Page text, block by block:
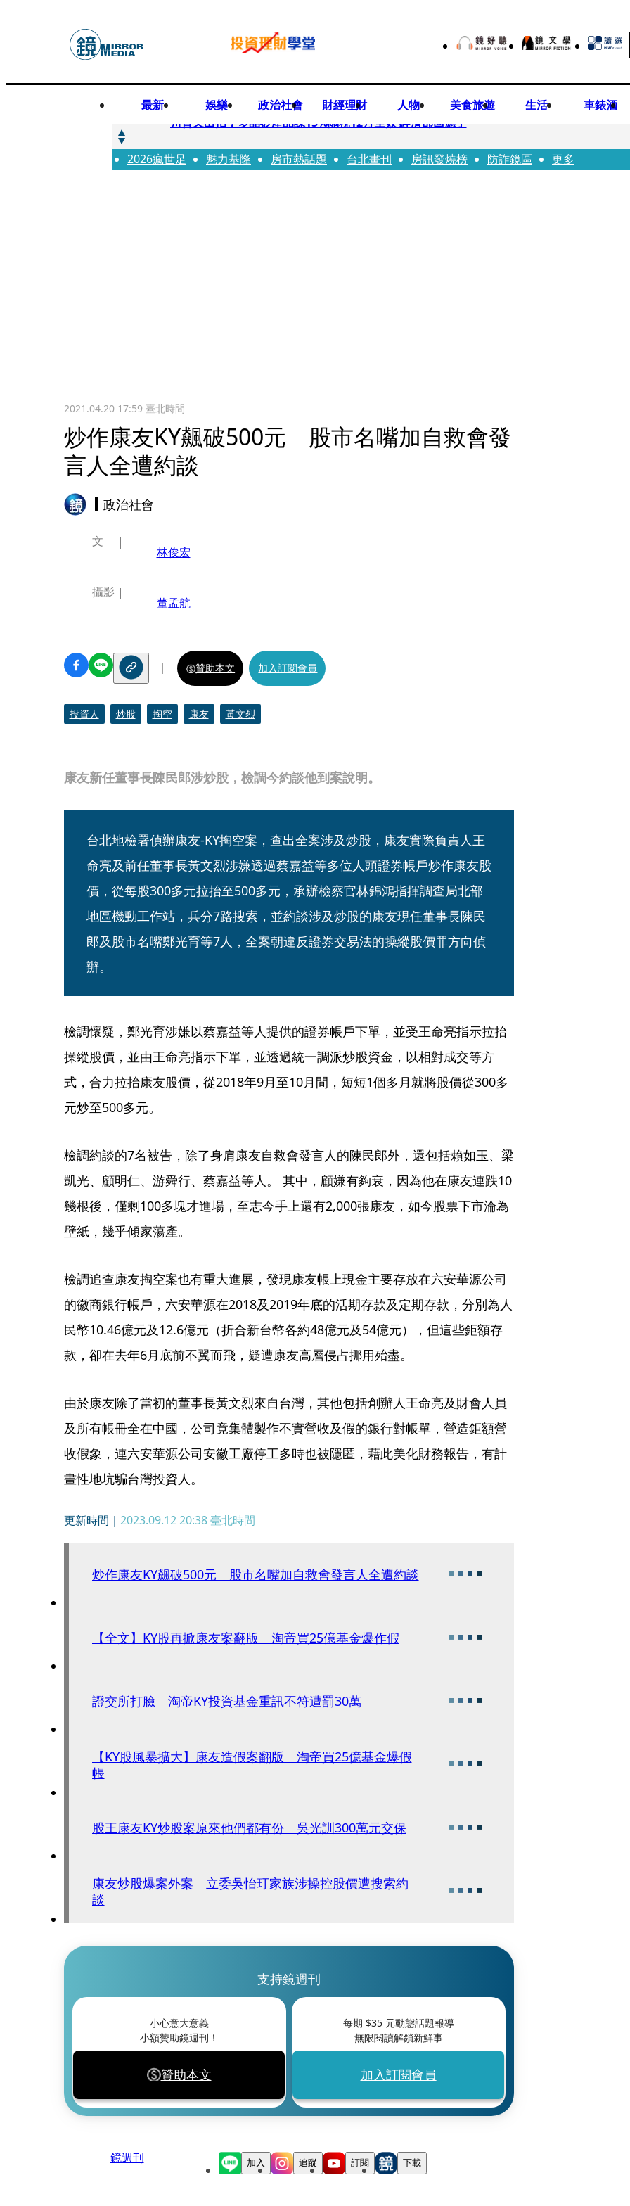
最新 娛樂 政治社會 財經理財 人物 美食旅遊 生活 車錶酒
快訊
川普又出招！多晶矽產品課15%關稅12月生效 經濟部回應了
快訊
超速肇事停工一年首度受訪 廣末涼子被次子點醒！哽咽吐露：不再偽裝完美
2026瘋世足 魅力基隆 房市熱話題 台北畫刊 房訊發燒榜 防詐鏡區 更多
2021.04.20 17:59臺北時間
炒作康友KY飆破500元 股市名嘴加自救會發
言人全遭約談
政治社會
康友新任董事長陳民郎涉炒股，檢調今約談他到案說明。
文
林俊宏
攝影
董孟航
贊助本文 加入訂閱會員
投資人 炒股 掏空 康友 黃文烈
台北地檢署偵辦康友-KY掏空案，查出全案涉及炒股，康友實際負責人王
命亮及前任董事長黃文烈涉嫌透過蔡嘉益等多位人頭證券帳戶炒作康友股
價，從每股300多元拉抬至500多元，承辦檢察官林錦鴻指揮調查局北部
地區機動工作站，兵分7路搜索，並約談涉及炒股的康友現任董事長陳民
郎及股市名嘴鄭光育等7人，全案朝違反證券交易法的操縱股價罪方向偵
辦。
檢調懷疑，鄭光育涉嫌以蔡嘉益等人提供的證券帳戶下單，並受王命亮指示拉抬
操縱股價，並由王命亮指示下單，並透過統一調派炒股資金，以相對成交等方
式，合力拉抬康友股價，從2018年9月至10月間，短短1個多月就將股價從300多
元炒至500多元。
檢調約談的7名被告，除了身肩康友自救會發言人的陳民郎外，還包括賴如玉、梁
凱光、顧明仁、游舜行、蔡嘉益等人。 其中，顧嫌有夠衰，因為他在康友連跌10
幾根後，僅剩100多塊才進場，至志今手上還有2,000張康友，如今股票下市淪為
壁紙，幾乎傾家蕩產。
檢調追查康友掏空案也有重大進展，發現康友帳上現金主要存放在六安華源公司
的徽商銀行帳戶，六安華源在2018及2019年底的活期存款及定期存款，分別為人
民幣10.46億元及12.6億元（折合新台幣各約48億元及54億元），但這些鉅額存
款，卻在去年6月底前不翼而飛，疑遭康友高層侵占挪用殆盡。
由於康友除了當初的董事長黃文烈來自台灣，其他包括創辦人王命亮及財會人員
及所有帳冊全在中國，公司竟集體製作不實營收及假的銀行對帳單，營造鉅額營
收假象，連六安華源公司安徽工廠停工多時也被隱匿，藉此美化財務報告，有計
畫性地坑騙台灣投資人。
更新時間｜ 2023.09.12 20:38臺北時間
炒作康友KY飆破500元 股市名嘴加自救會發言人全遭約談
【全文】KY股再掀康友案翻版 淘帝買25億基金爆作假
證交所打臉 淘帝KY投資基金重訊不符遭罰30萬
【KY股風暴擴大】康友造假案翻版 淘帝買25億基金爆假
帳
股王康友KY炒股案原來他們都有份 吳光訓300萬元交保
康友炒股爆案外案 立委吳怡玎家族涉操控股價遭搜索約
談
支持鏡週刊
小心意大意義
小額贊助鏡週刊！
贊助本文
每期 $35元動態話題報導
無限閱讀解鎖新鮮事
加入訂閱會員
鏡週刊 加入 追蹤 訂閱 下載